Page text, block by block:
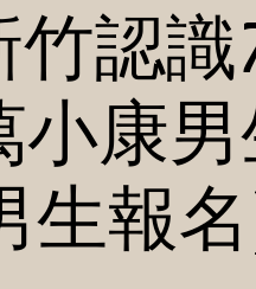
認
康
生報